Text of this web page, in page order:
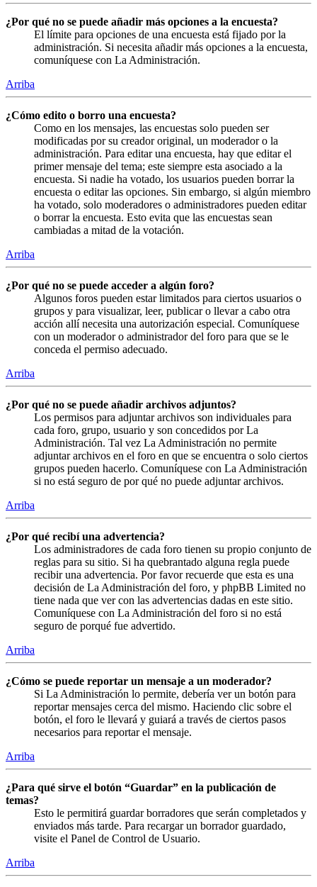
¿Por qué no se puede añadir más opciones a la encuesta?
El límite para opciones de una encuesta está fijado por la
administración. Si necesita añadir más opciones a la encuesta,
comuníquese con La Administración.
Arriba
¿Cómo edito o borro una encuesta?
Como en los mensajes, las encuestas solo pueden ser
modificadas por su creador original, un moderador o la
administración. Para editar una encuesta, hay que editar el
primer mensaje del tema; este siempre esta asociado a la
encuesta. Si nadie ha votado, los usuarios pueden borrar la
encuesta o editar las opciones. Sin embargo, si algún miembro
ha votado, solo moderadores o administradores pueden editar
o borrar la encuesta. Esto evita que las encuestas sean
cambiadas a mitad de la votación.
Arriba
¿Por qué no se puede acceder a algún foro?
Algunos foros pueden estar limitados para ciertos usuarios o
grupos y para visualizar, leer, publicar o llevar a cabo otra
acción allí necesita una autorización especial. Comuníquese
con un moderador o administrador del foro para que se le
conceda el permiso adecuado.
Arriba
¿Por qué no se puede añadir archivos adjuntos?
Los permisos para adjuntar archivos son individuales para
cada foro, grupo, usuario y son concedidos por La
Administración. Tal vez La Administración no permite
adjuntar archivos en el foro en que se encuentra o solo ciertos
grupos pueden hacerlo. Comuníquese con La Administración
si no está seguro de por qué no puede adjuntar archivos.
Arriba
¿Por qué recibí una advertencia?
Los administradores de cada foro tienen su propio conjunto de
reglas para su sitio. Si ha quebrantado alguna regla puede
recibir una advertencia. Por favor recuerde que esta es una
decisión de La Administración del foro, y phpBB Limited no
tiene nada que ver con las advertencias dadas en este sitio.
Comuníquese con La Administración del foro si no está
seguro de porqué fue advertido.
Arriba
¿Cómo se puede reportar un mensaje a un moderador?
Si La Administración lo permite, debería ver un botón para
reportar mensajes cerca del mismo. Haciendo clic sobre el
botón, el foro le llevará y guiará a través de ciertos pasos
necesarios para reportar el mensaje.
Arriba
¿Para qué sirve el botón “Guardar” en la publicación de
temas?
Esto le permitirá guardar borradores que serán completados y
enviados más tarde. Para recargar un borrador guardado,
visite el Panel de Control de Usuario.
Arriba